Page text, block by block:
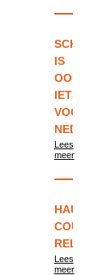
IS
OOK
IETS
VOOR
Lees
meer
HAUTE
REL
Lees
meer